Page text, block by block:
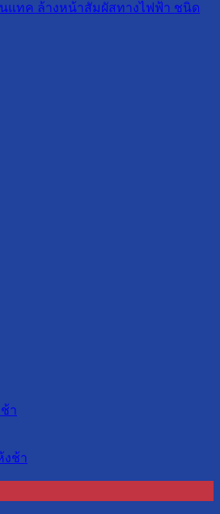
แทค ล้างหน้าสัมผัสทางไฟฟ้า ชนิด
งช้า